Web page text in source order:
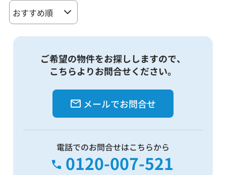
ご希望の物件をお探ししますので、
こちらよりお問合せください。
メールでお問合せ
電話でのお問合せはこちらから
0120-007-521